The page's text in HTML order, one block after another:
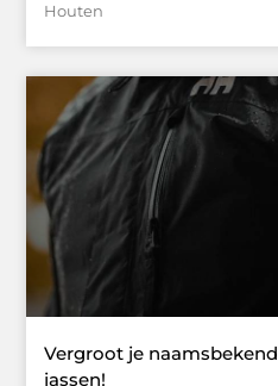
Houten
Vergroot je
jassen!